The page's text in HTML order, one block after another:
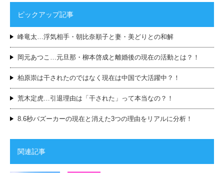
ピックアップ記事
峰竜太…浮気相手・朝比奈順子と妻・美どりとの和解
岡元あつこ…元旦那・柳本啓成と離婚後の現在の活動とは？！
柏原崇は干されたのではなく現在は中国で大活躍中？！
荒木定虎…引退理由は「干された」って本当なの？！
8.6秒バズーカーの現在と消えた3つの理由をリアルに分析！
関連記事